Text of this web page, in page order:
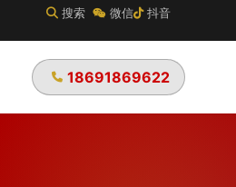
搜索 微信 抖音
18691869622